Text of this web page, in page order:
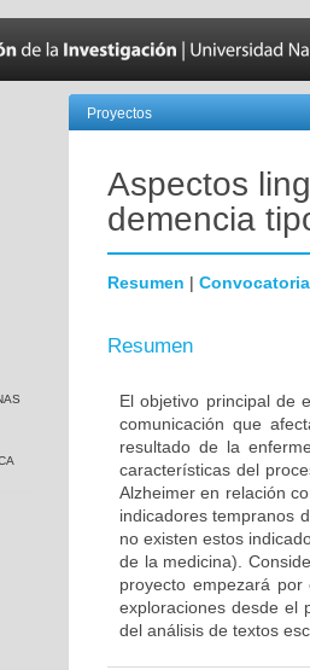
Proyectos
Aspectos
demencia
Resumen | Convocatoria
Resumen
El objetivo principal de
comunicación que
resultado de la
características del
Alzheimer en relación
indicadores tempranos
no existen estos
de la medicina).
proyecto empezará
exploraciones desde el
del análisis de textos